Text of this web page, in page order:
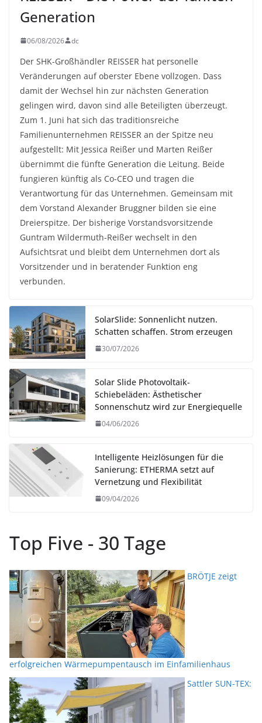
Generation
06/08/2026 dc
Der SHK-Großhändler REISSER hat personelle
Veränderungen auf oberster Ebene vollzogen. Dass
damit der Wechsel hin zur nächsten Generation
gelingen wird, davon sind alle Beteiligten überzeugt.
Zum 1. Juni hat sich das traditionsreiche
Familienunternehmen REISSER an der Spitze neu
aufgestellt: Mit Jessica Reißer und Marten Reißer
übernimmt die fünfte Generation die Leitung. Beide
fungieren künftig als Co-CEO und tragen die
Verantwortung für das Unternehmen. Gemeinsam mit
dem Vorstand Alexander Bruggner bilden sie eine
Dreierspitze. Der bisherige Vorstandsvorsitzende
Guntram Wildermuth-Reißer wechselt in den
Aufsichtsrat und bleibt dem Unternehmen dort als
Vorsitzender und in beratender Funktion eng
verbunden.
SolarSlide: Sonnenlicht nutzen.
Schatten schaffen. Strom erzeugen
30/07/2026
Solar Slide Photovoltaik-
Schiebeläden: Ästhetischer
Sonnenschutz wird zur Energiequelle
04/06/2026
Intelligente Heizlösungen für die
Sanierung: ETHERMA setzt auf
Vernetzung und Flexibilität
09/04/2026
Top Five - 30 Tage
BRÖTJE zeigt
erfolgreichen Wärmepumpentausch im Einfamilienhaus
Sattler SUN-TEX: